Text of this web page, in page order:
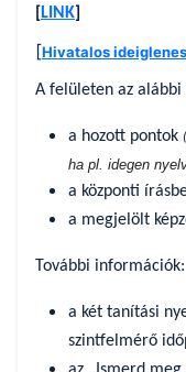
[LINK]
[Hivatalos
A felületen az
a hozott pontok (
ha pl. idegen
a központi
a megjelölt
További információk:
a két tanítási
szintfelmérő